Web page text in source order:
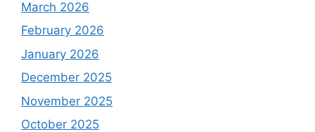
March 2026
February 2026
January 2026
December 2025
November 2025
October 2025